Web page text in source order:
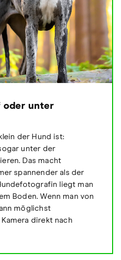
oder unter
der Hund ist:
unter der
Das macht
spannender als der
liegt man
Boden. Wenn man von
möglichst
direkt nach